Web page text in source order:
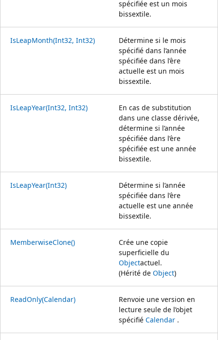
spécifiée est un mois
bissextile.
IsLeapMonth(Int32, Int32)
Détermine si le mois
spécifié dans l’année
spécifiée dans l’ère
actuelle est un mois
bissextile.
IsLeapYear(Int32, Int32)
En cas de substitution
dans une classe dérivée,
détermine si l’année
spécifiée dans l’ère
spécifiée est une année
bissextile.
IsLeapYear(Int32)
Détermine si l’année
spécifiée dans l’ère
actuelle est une année
bissextile.
MemberwiseClone()
Crée une copie
superficielle du
Objectactuel.
(Hérité de Object)
ReadOnly(Calendar)
Renvoie une version en
lecture seule de l’objet
spécifié Calendar .